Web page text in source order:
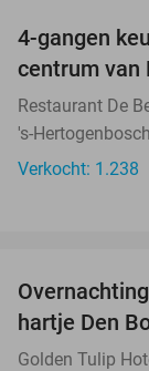
4-gangen
centrum van
Restaurant De
's-Hertogenbosch
Verkocht: 1.238
hartje Den
Golden Tulip